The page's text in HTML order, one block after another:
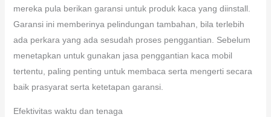
mereka pula berikan garansi untuk produk kaca yang diinstall.
Garansi ini memberinya pelindungan tambahan, bila terlebih
ada perkara yang ada sesudah proses penggantian. Sebelum
menetapkan untuk gunakan jasa penggantian kaca mobil
tertentu, paling penting untuk membaca serta mengerti secara
baik prasyarat serta ketetapan garansi.
Efektivitas waktu dan tenaga